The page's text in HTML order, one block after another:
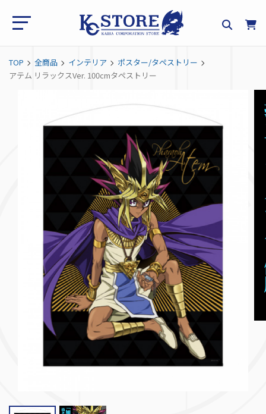
TOP 全商品 インテリア
ポスター/タペストリー
アテム リラックスVer. 100cmタペストリー